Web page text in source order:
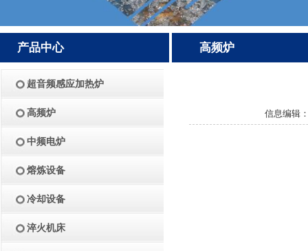
产品中心 高频炉
超音频感应加热炉
高频炉
中频电炉
熔炼设备
冷却设备
淬火机床
信息编辑